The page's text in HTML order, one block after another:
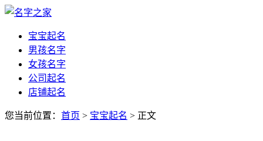
宝宝起名
男孩名字
女孩名字
公司起名
店铺起名
您当前位置： 首页 > 宝宝起名 > 正文